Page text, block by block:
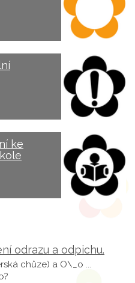
ke
odrazu a odpichu.
chůze) a O\_o ...